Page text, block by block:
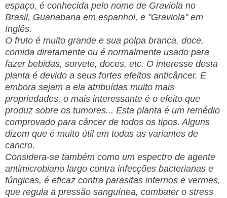
espaço, é conhecida pelo nome de Graviola no
Brasil, Guanabana em espanhol, e "Graviola" em
Inglês.
O fruto é muito grande e sua polpa branca, doce,
comida diretamente ou é normalmente usado para
fazer bebidas, sorvete, doces, etc. O interesse desta
planta é devido a seus fortes efeitos anticâncer. E
embora sejam a ela atribuídas muito mais
propriedades, o mais interessante é o efeito que
produz sobre os tumores... Esta planta é um remédio
comprovado para câncer de todos os tipos. Alguns
dizem que é muito útil em todas as variantes de
cancro.
Considera-se também como um espectro de agente
antimicrobiano largo contra infecções bacterianas e
fúngicas, é eficaz contra parasitas internos e vermes,
que regula a pressão sanguínea, combater o stress